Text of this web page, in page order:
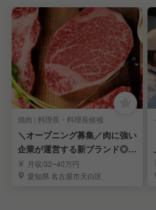
焼肉 | 料理長・料理長候補
＼オープニング募集／肉に強い
企業が運営する新ブランド◎頑
張りが収入に直結★
月収/32~40万円
愛知県 名古屋市天白区